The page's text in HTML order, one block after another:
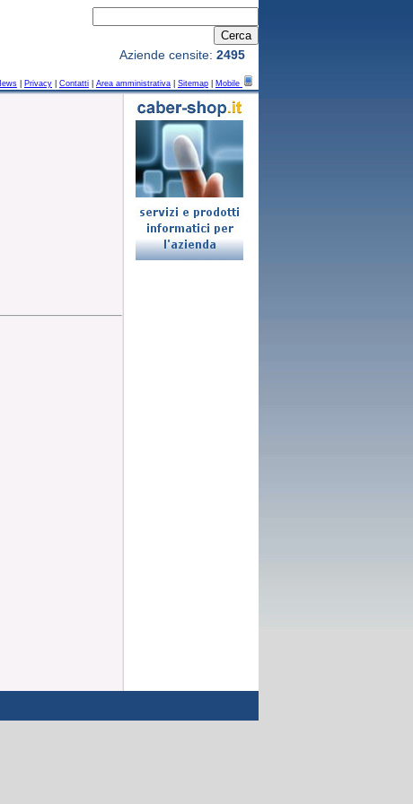
Privacy Contatti Area amministrativa Sitemap Mobile
Aziende censite: 2495